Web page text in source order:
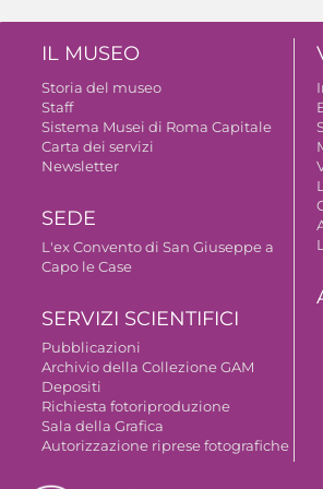
IL MUSEO
Storia del museo
Staff
Sistema Musei di Roma Capitale
Carta dei servizi
Newsletter
SEDE
L'ex Convento di San Giuseppe a
Capo le Case
SERVIZI SCIENTIFICI
Pubblicazioni
Archivio della Collezione GAM
Depositi
Richiesta fotoriproduzione
Sala della Grafica
Autorizzazione riprese fotografiche